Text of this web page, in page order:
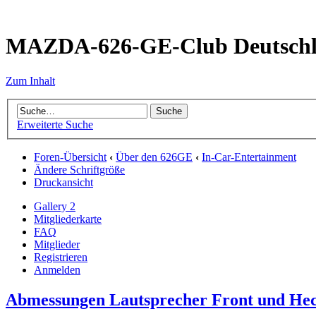
MAZDA-626-GE-Club
Zum Inhalt
Erweiterte Suche
Foren-Übersicht ‹ Über den 626GE ‹ In-Car-Entertainment
Ändere Schriftgröße
Druckansicht
Gallery 2
Mitgliederkarte
FAQ
Mitglieder
Registrieren
Anmelden
Abmessungen Lautsprecher Front und